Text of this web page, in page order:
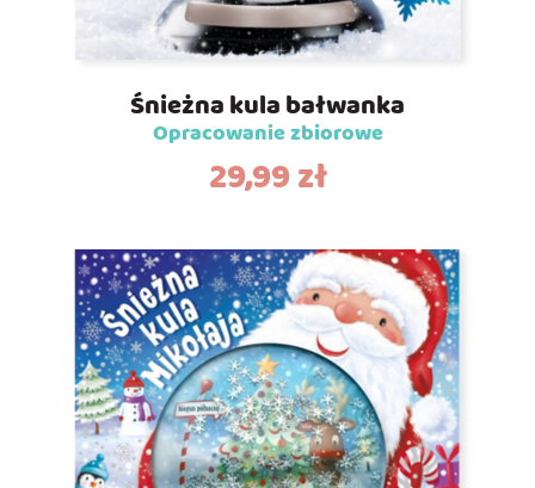
Śnieżna kula bałwanka
Opracowanie zbiorowe
29,99zł